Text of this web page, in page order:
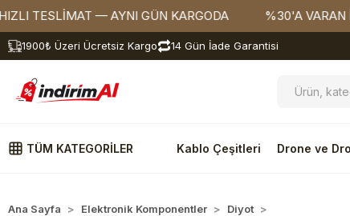
— AYNI GÜN KARGODA %30'A VARAN
1900₺ Üzeri Ücretsiz Kargo 14 Gün İade Garantisi
TÜM KATEGORİLER Kablo Çeşitleri Drone ve
Ana Sayfa Elektronik Komponentler Diyot